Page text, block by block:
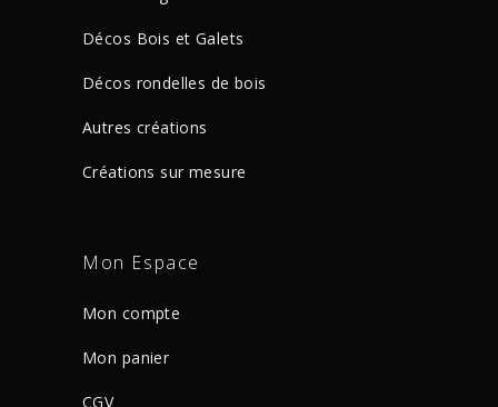
Décos Bois et Galets
Décos rondelles de bois
Autres créations
Créations sur mesure
Mon Espace
Mon compte
Mon panier
CGV